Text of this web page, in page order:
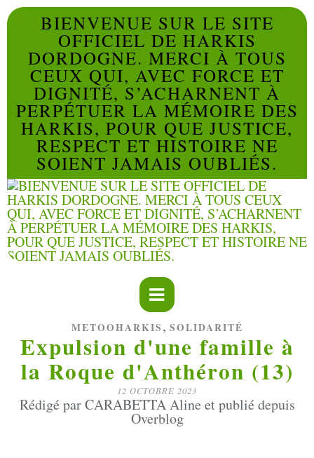
BIENVENUE SUR LE SITE
OFFICIEL DE HARKIS
DORDOGNE. MERCI À TOUS
CEUX QUI, AVEC FORCE ET
DIGNITÉ, S’ACHARNENT À
PERPÉTUER LA MÉMOIRE DES
HARKIS, POUR QUE JUSTICE,
RESPECT ET HISTOIRE NE
SOIENT JAMAIS OUBLIÉS.
METOOHARKIS , SOLIDARITÉ
Expulsion d'une famille à
la Roque d'Anthéron (13)
12 OCTOBRE 2023
Rédigé par CARABETTA Aline et publié depuis
Overblog